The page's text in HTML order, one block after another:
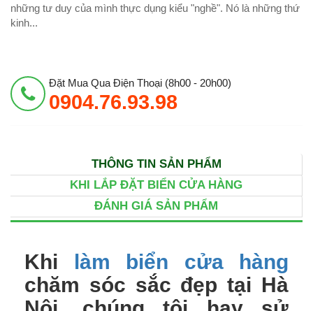
những tư duy của mình thực dụng kiểu "nghề". Nó là những thứ
kinh...
Đặt Mua Qua Điện Thoại (8h00 - 20h00)
0904.76.93.98
THÔNG TIN SẢN PHẨM
KHI LẮP ĐẶT BIỂN CỬA HÀNG
ĐÁNH GIÁ SẢN PHẨM
Khi làm biển cửa hàng
chăm sóc sắc đẹp tại Hà